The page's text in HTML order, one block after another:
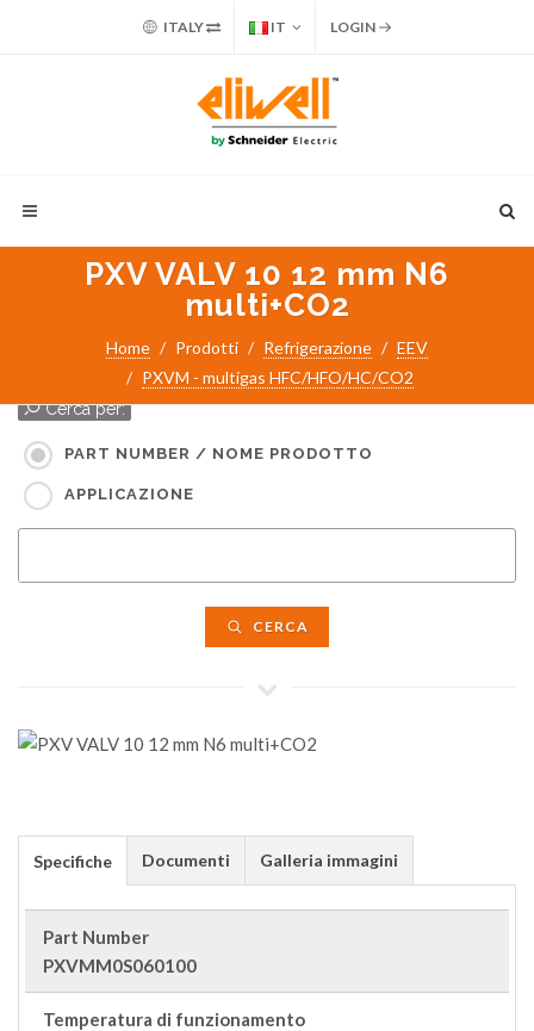
ITALY IT LOGIN
PXV VALV 10 12 mm N6
multi+CO2
Home Prodotti Refrigerazione
EEV
PXVM - multigas HFC/HFO/HC/CO2
Cerca per:
PART NUMBER / NOME PRODOTTO
APPLICAZIONE
CERCA
Specifiche Documenti Galleria immagini
Part Number
PXVMM0S060100
Temperatura di funzionamento